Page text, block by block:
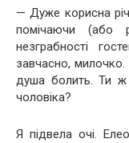
— Дуже корисна
помічаючи (або
незграбності
завчасно,
душа болить. Ти ж
чоловіка?
Я підвела очі.